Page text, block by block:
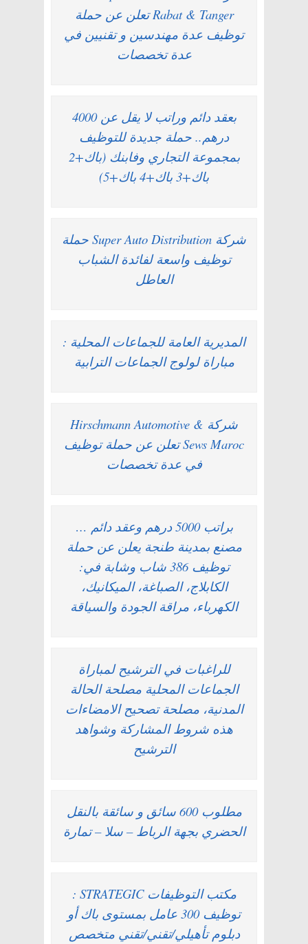
Rabat & Tanger تعلن عن حملة
توظيف عدة مهندسين و تقنيين في
عدة تخصصات
بعقد دائم وراتب لا يقل عن 4000
درهم.. حملة جديدة للتوظيف
بمجموعة التجاري وفابنك (باك+2
باك+3 باك+4 باك+5)
شركة Super Auto Distribution حملة
توظيف واسعة لفائدة الشباب
العاطل
المديرية العامة للجماعات المحلية :
مباراة لولوج الجماعات الترابية
شركة Hirschmann Automotive &
Sews Maroc تعلن عن حملة توظيف
في عدة تخصصات
براتب 5000 درهم وعقد دائم …
مصنع بمدينة طنجة يعلن عن حملة
توظيف 386 شاب وشابة في:
الكابلاج، الصباغة، الميكانيك،
الكهرباء، مراقة الجودة والسياقة
للراغبات في الترشيح لمباراة
الجماعات المحلية مصلحة الحالة
المدنية، مصلحة تصحيح الامضاءات
هذه شروط المشاركة وشواهد
الترشيح
مطلوب 600 سائق و سائقة بالنقل
الحضري بجهة الرباط – سلا – تمارة
مكتب التوظيفات STRATEGIC :
توظيف 300 عامل بمستوى باك أو
دبلوم تأهيلي/تقني/تقني متخصص